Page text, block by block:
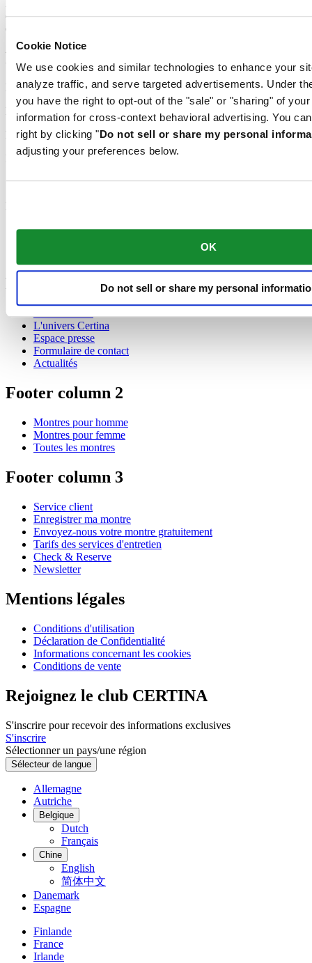
Cookie Notice
We use cookies and similar technologies to enhance your
analyze traffic, and serve targeted advertisements. Under
you have the right to opt-out of the "sale" or "sharing" of
information for cross-context behavioral advertising. You
right by clicking "Do not sell or share my personal
adjusting your preferences below.
OK
Do not sell or share my personal
contribue durablement à la fiabilité, à la robustesse et à la précision
du garde-temps.
Produits associés
Boutique Officielle
Livraison Gratuite
Retours Gratuits
Paiement Sécurisé
Swiss made
Nous acceptons les modes de paiement suivants
Footer column 1
L'univers Certina
Espace presse
Formulaire de contact
Actualités
Footer column 2
Montres pour homme
Montres pour femme
Toutes les montres
Footer column 3
Service client
Enregistrer ma montre
Envoyez-nous votre montre gratuitement
Tarifs des services d'entretien
Check & Reserve
Newsletter
Mentions légales
Conditions d'utilisation
Déclaration de Confidentialité
Informations concernant les cookies
Conditions de vente
Rejoignez le club CERTINA
S'inscrire pour recevoir des informations exclusives
S'inscrire
Sélectionner un pays/une région
Sélecteur de langue
Allemagne
Autriche
Belgique
Dutch
Français
Chine
English
简体中文
Danemark
Espagne
Finlande
France
Irlande